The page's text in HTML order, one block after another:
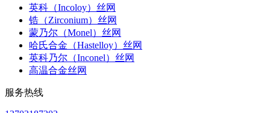
英科（Incoloy）丝网
锆（Zirconium）丝网
蒙乃尔（Monel）丝网
哈氏合金（Hastelloy）丝网
英科乃尔（Inconel）丝网
高温合金丝网
服务热线